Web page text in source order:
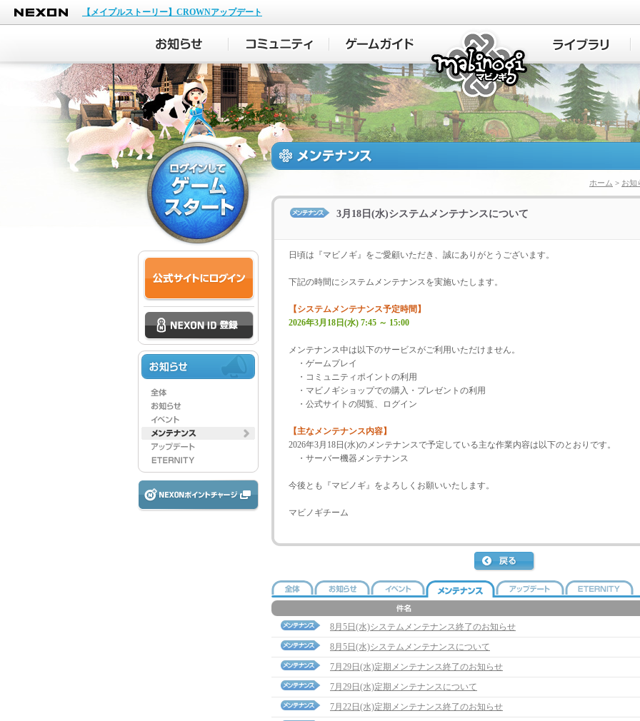
NEXON
【メイプルストーリー】CROWNアップデート
マビノギ
ホーム > お知
3月18日(水)システムメンテナンスについて
日頃は『マビノギ』をご愛顧いただき、誠にありがとうございます。
下記の時間にシステムメンテナンスを実施いたします。
【システムメンテナンス予定時間】
2026年3月18日(水) 7:45 ～ 15:00
メンテナンス中は以下のサービスがご利用いただけません。
・ゲームプレイ
・コミュニティポイントの利用
・マビノギショップでの購入・プレゼントの利用
・公式サイトの閲覧、ログイン
【主なメンテナンス内容】
2026年3月18日(水)のメンテナンスで予定している主な作業内容は以下のとおりです。
・サーバー機器メンテナンス
今後とも『マビノギ』をよろしくお願いいたします。
マビノギチーム
8月5日(水)システムメンテナンス終了のお知らせ
8月5日(水)システムメンテナンスについて
7月29日(水)定期メンテナンス終了のお知らせ
7月29日(水)定期メンテナンスについて
7月22日(水)定期メンテナンス終了のお知らせ